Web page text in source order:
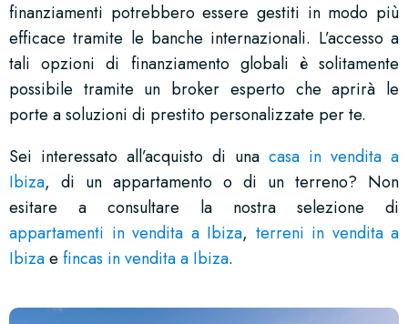
finanziamenti potrebbero essere gestiti in modo più
efficace tramite le banche internazionali. L’accesso a
tali opzioni di finanziamento globali è solitamente
possibile tramite un broker esperto che aprirà le
porte a soluzioni di prestito personalizzate per te.
Sei interessato all’acquisto di una casa in vendita a
Ibiza, di un appartamento o di un terreno? Non
esitare a consultare la nostra selezione di
appartamenti in vendita a Ibiza, terreni in vendita a
Ibizae fincas in vendita a Ibiza.